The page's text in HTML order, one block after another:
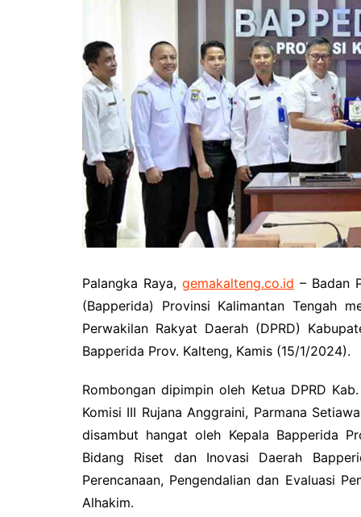
Pemkab Mura
Pemkab Pulang Pisau
Pemkab Seruyan
Pemkab Sukamara
Pemko Palangka Raya
DPRD
DPRD
DPRD
DPRD
DPRD
DPRD
Palangka Raya, gemakalteng.co.id – Badan
(Bapperida) Provinsi Kalimantan Tengah
Perwakilan Rakyat Daerah (DPRD)
Bapperida Prov. Kalteng, Kamis (15/1/2024).
Rombongan dipimpin oleh Ketua DPRD
Komisi III Rujana Anggraini, Parmana
disambut hangat oleh Kepala Bapperida
Bidang Riset dan Inovasi Daerah
Perencanaan, Pengendalian dan Evaluasi
Alhakim.